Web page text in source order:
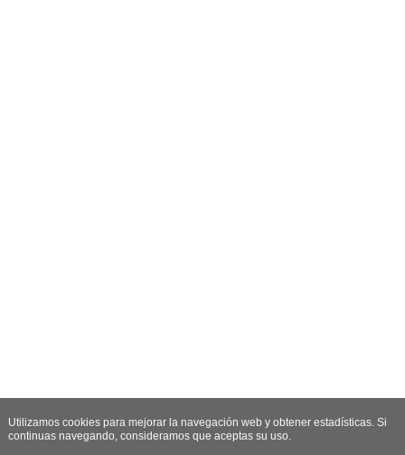
Utilizamos cookies para mejorar la navegación web y obtener estadísticas. Si
continuas navegando, consideramos que aceptas su uso.